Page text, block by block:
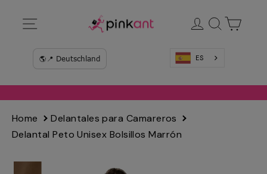
directamente
Ingresar
Buscar
ES
Home
Delantales para Camareros
Delantal Peto Unisex Bolsillos Marrón